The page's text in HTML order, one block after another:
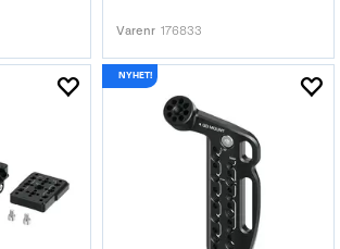
Varenr 176833